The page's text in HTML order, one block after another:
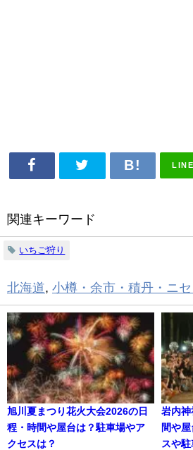
LINE
関連キーワード
いちご狩り
北海道, 小樽・余市・積丹・ニセ
旭川夏まつり花火大会2026の日
程・時間や屋台は？駐車場やア
クセスは？
岩内
間や
スや駐